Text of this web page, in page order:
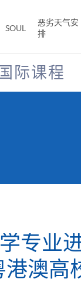
SOUL
恶劣天气安
排
际课程
专业
澳高